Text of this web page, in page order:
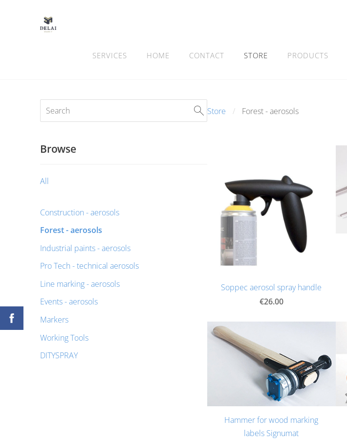
SERVICES HOME CONTACT STORE PRODUCTS
Browse
All
Construction - aerosols
Forest - aerosols
Industrial paints - aerosols
Pro Tech - technical aerosols
Line marking - aerosols
Events - aerosols
Markers
Working Tools
DITYSPRAY
Store Forest - aerosols
Soppec aerosol spray handle
€26.00
Hammer for wood marking
labels Signumat